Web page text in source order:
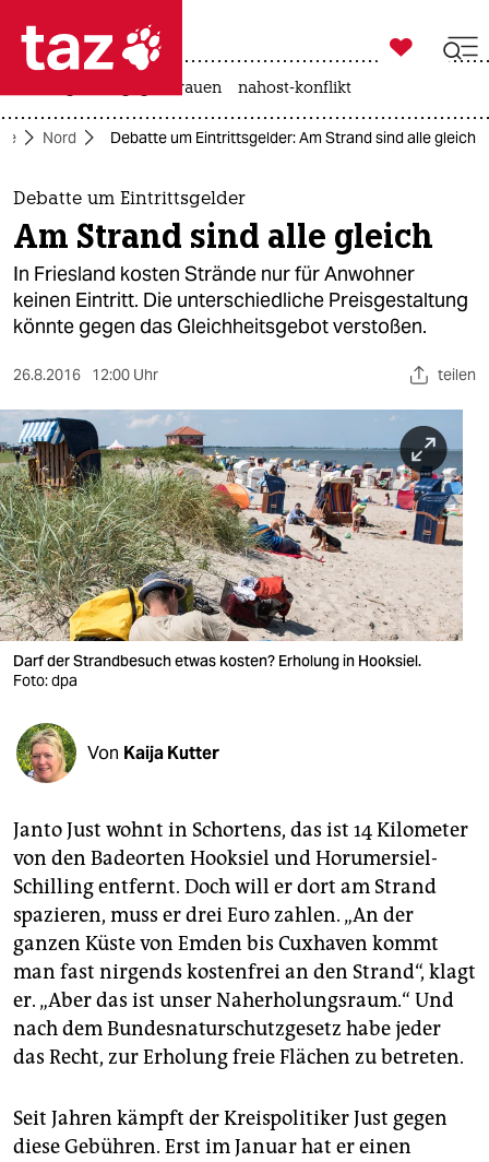
 taz zahl ich
taz zahl ich
themen
politik
öko
gesellschaft
sport
berlin
nord
wahrheit
verlag
verlag
veranstaltungen
shop
unterstützen
abo
genossenschaft
epaper login

taz zahl ich
gewalt gegen frauen nahost-konflikt
Nord Debatte um Eintrittsgelder: Am Strand sind alle gleich
Debatte um Eintrittsgelder
Am Strand sind alle gleich
In Friesland kosten Strände nur für Anwohner
keinen Eintritt. Die unterschiedliche Preisgestaltung
könnte gegen das Gleichheitsgebot verstoßen.
26.8.2016 12:00 Uhr teilen
Darf der Strandbesuch etwas kosten? Erholung in Hooksiel.
Foto: dpa
Von Kaija Kutter
Janto Just wohnt in Schortens, das ist 14 Kilometer
von den Badeorten Hooksiel und Horumersiel-
Schilling entfernt. Doch will er dort am Strand
spazieren, muss er drei Euro zahlen. „An der
ganzen Küste von Emden bis Cuxhaven kommt
man fast nirgends kostenfrei an den Strand“, klagt
er. „Aber das ist unser Naherholungsraum.“ Und
nach dem Bundesnaturschutzgesetz habe jeder
das Recht, zur Erholung freie Flächen zu betreten.
Seit Jahren kämpft der Kreispolitiker Just gegen
diese Gebühren. Erst im Januar hat er einen